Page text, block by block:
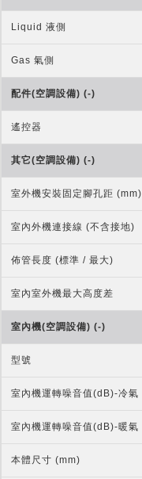
Liquid 液側
Gas 氣側
配件(空調設備) (-)
遙控器
其它(空調設備) (-)
室外機安裝固定腳孔距 (mm)
室內外機連接線 (不含接地)
佈管長度 (標準 / 最大)
室內室外機最大高度差
室內機(空調設備) (-)
型號
室內機運轉噪音值(dB)-冷氣
室內機運轉噪音值(dB)-暖氣
本體尺寸 (mm)